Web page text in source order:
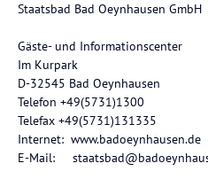
Staatsbad Bad Oeynhausen GmbH
Gäste- und Informationscenter
Im Kurpark
D-32545 Bad Oeynhausen
Telefon +49(5731)1300
Telefax +49(5731)131335
Internet: www.badoeynhausen.de
E-Mail: